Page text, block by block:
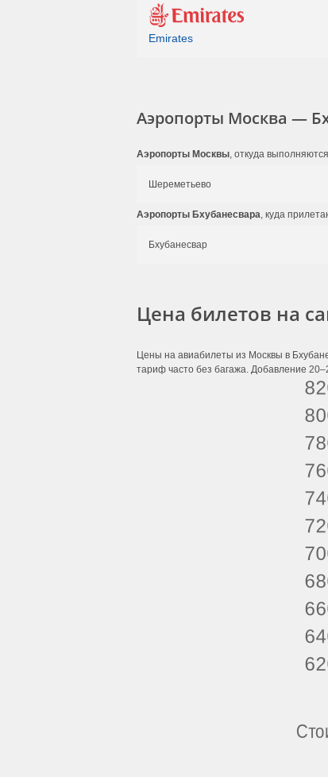
Emirates
Аэропорты Москва —
Аэропорты Москвы, откуда
Шереметьево
Аэропорты Бхубанесвара, куда
Бхубанесвар
Цена билетов на
Цены на авиабилеты из Москвы в
тариф часто без багажа. Добавление